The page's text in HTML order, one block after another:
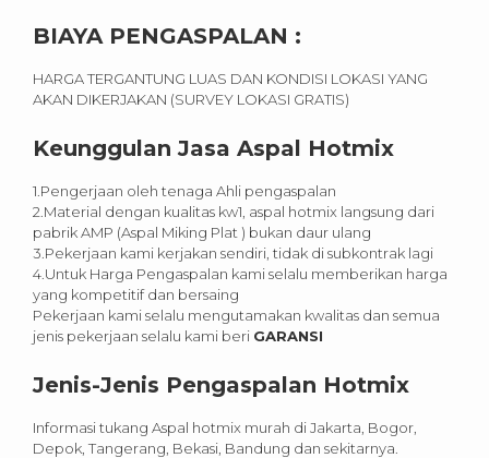
BIAYA PENGASPALAN :
HARGA TERGANTUNG LUAS DAN KONDISI LOKASI YANG
AKAN DIKERJAKAN (SURVEY LOKASI GRATIS)
Keunggulan Jasa Aspal Hotmix
1.Pengerjaan oleh tenaga Ahli pengaspalan
2.Material dengan kualitas kw1, aspal hotmix langsung dari
pabrik AMP (Aspal Miking Plat ) bukan daur ulang
3.Pekerjaan kami kerjakan sendiri, tidak di subkontrak lagi
4.Untuk Harga Pengaspalan kami selalu memberikan harga
yang kompetitif dan bersaing
Pekerjaan kami selalu mengutamakan kwalitas dan semua
jenis pekerjaan selalu kami beri GARANSI
Jenis-Jenis Pengaspalan Hotmix
Informasi tukang Aspal hotmix murah di Jakarta, Bogor,
Depok, Tangerang, Bekasi, Bandung dan sekitarnya.